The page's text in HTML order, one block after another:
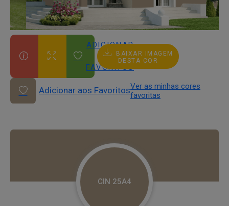
ADICIONAR
AOS
FAVORITOS
BAIXAR IMAGEM
DESTA COR
Adicionar aos FavoritosVer as minhas cores
favoritas
CIN 25A4